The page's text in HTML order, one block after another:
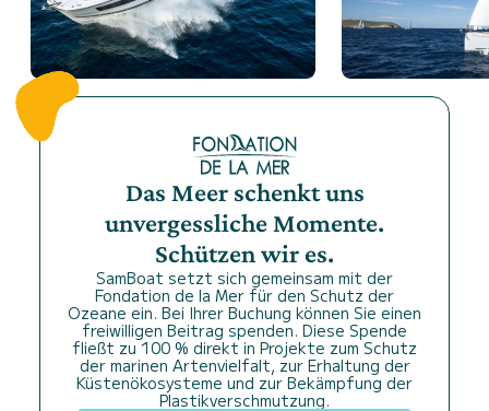
Das Meer schenkt uns
unvergessliche Momente.
Schützen wir es.
SamBoat setzt sich gemeinsam mit der
Fondation de la Mer für den Schutz der
Ozeane ein. Bei Ihrer Buchung können Sie einen
freiwilligen Beitrag spenden. Diese Spende
fließt zu 100 % direkt in Projekte zum Schutz
der marinen Artenvielfalt, zur Erhaltung der
Küstenökosysteme und zur Bekämpfung der
Plastikverschmutzung.